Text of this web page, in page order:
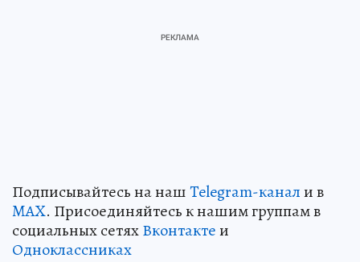
Подписывайтесь на нашTelegram-канали в
MAX. Присоединяйтесь к нашим группам в
социальных сетяхВконтактеи
Одноклассниках